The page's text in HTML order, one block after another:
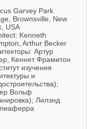
Garvey Park
Brownsville, New
USA
Kenneth
Arthur Becker
Артур
Кеннет Фрамитон
изучения
и
Вольф
Лилэнд